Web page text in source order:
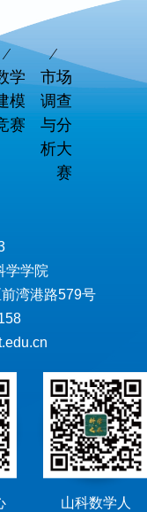
学
模
赛
市场
调查
与分
析大
赛
学学院
湾港路579号
山科数学人